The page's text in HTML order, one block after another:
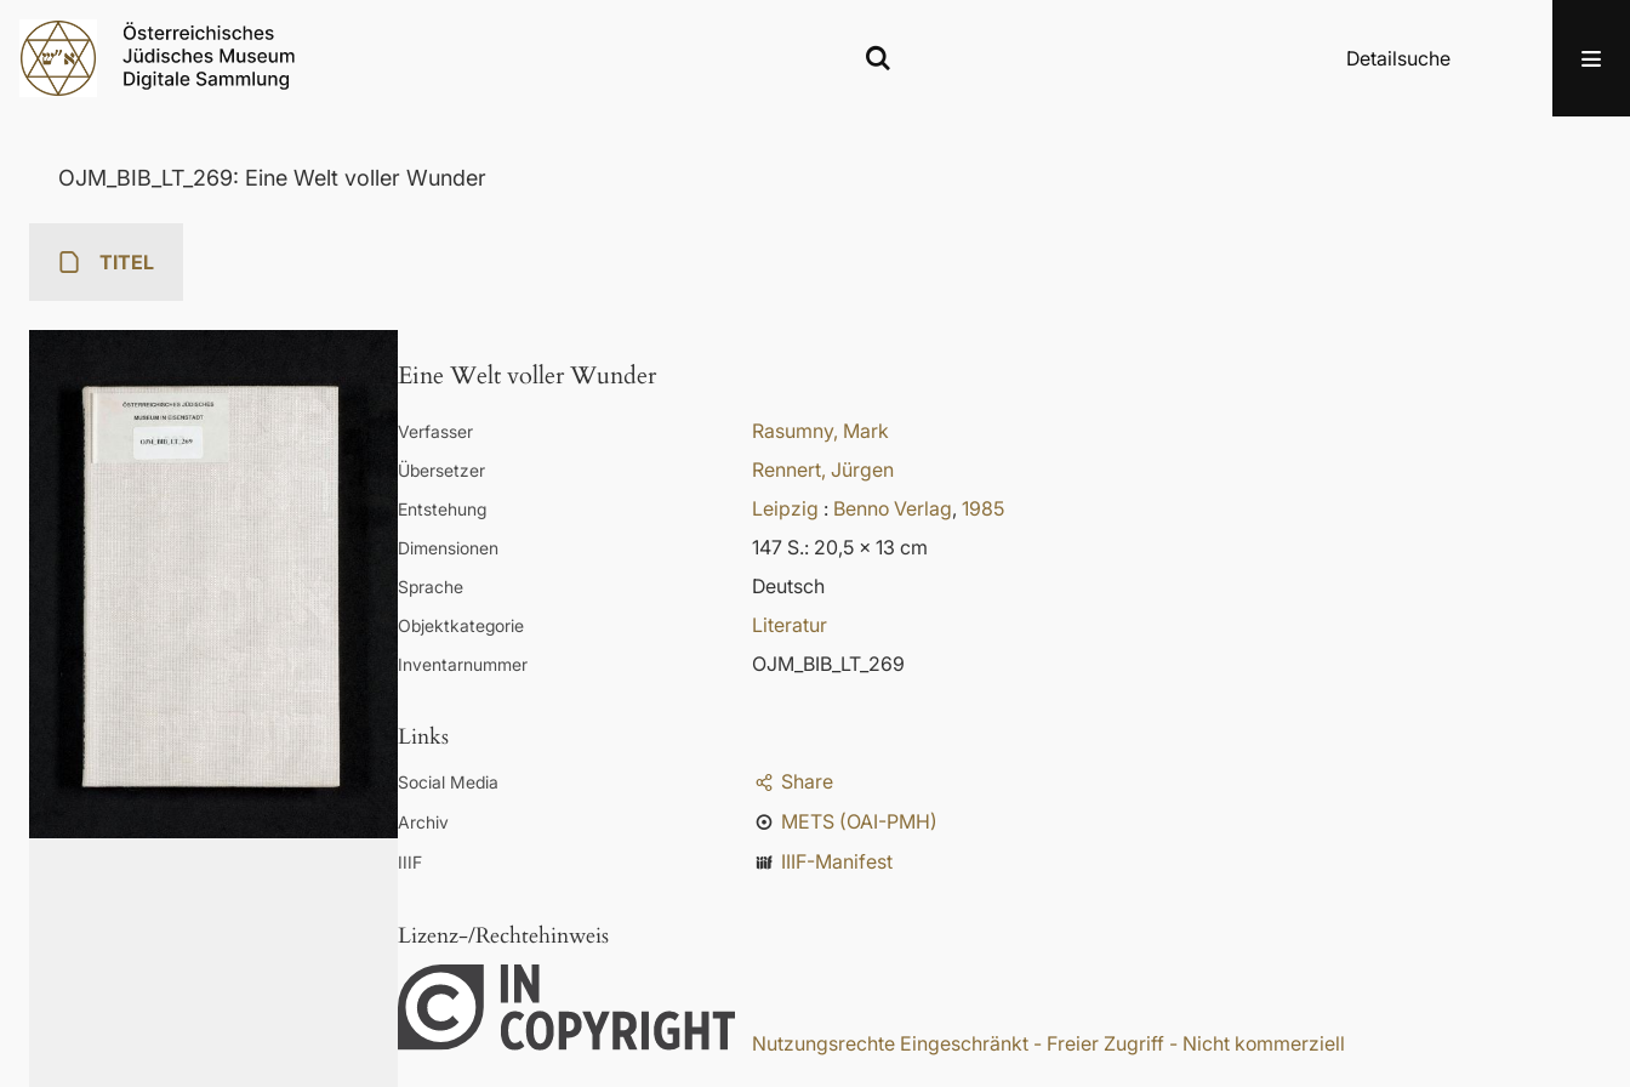
Detailsuche
OJM_BIB_LT_269: Eine Welt voller Wunder
TITEL
Eine Welt voller Wunder
Verfasser Rasumny, Mark
Übersetzer Rennert, Jürgen
Entstehung Leipzig : Benno Verlag, 1985
Dimensionen 147 S.: 20,5 x 13 cm
Sprache Deutsch
Objektkategorie Literatur
Inventarnummer OJM_BIB_LT_269
Links
Social Media Share
Archiv METS (OAI-PMH)
IIIF IIIF-Manifest
Lizenz-/Rechtehinweis
Nutzungsrechte Eingeschränkt - Freier Zugriff - Nicht kommerziell